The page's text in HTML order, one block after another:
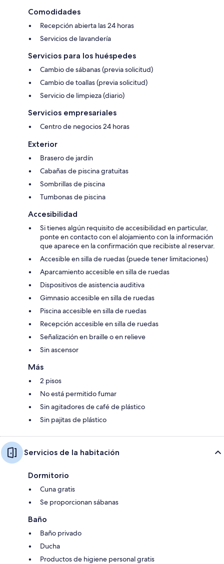
Comodidades
Recepción abierta las 24 horas
Servicios de lavandería
Servicios para los huéspedes
Cambio de sábanas (previa solicitud)
Cambio de toallas (previa solicitud)
Servicio de limpieza (diario)
Servicios empresariales
Centro de negocios 24 horas
Exterior
Brasero de jardín
Cabañas de piscina gratuitas
Sombrillas de piscina
Tumbonas de piscina
Accesibilidad
Si tienes algún requisito de accesibilidad en particular,
ponte en contacto con el alojamiento con la información
que aparece en la confirmación que recibiste al reservar.
Accesible en silla de ruedas (puede tener limitaciones)
Aparcamiento accesible en silla de ruedas
Dispositivos de asistencia auditiva
Gimnasio accesible en silla de ruedas
Piscina accesible en silla de ruedas
Recepción accesible en silla de ruedas
Señalización en braille o en relieve
Sin ascensor
Más
2 pisos
No está permitido fumar
Sin agitadores de café de plástico
Sin pajitas de plástico
Servicios de la habitación
Dormitorio
Cuna gratis
Se proporcionan sábanas
Baño
Baño privado
Ducha
Productos de higiene personal gratis